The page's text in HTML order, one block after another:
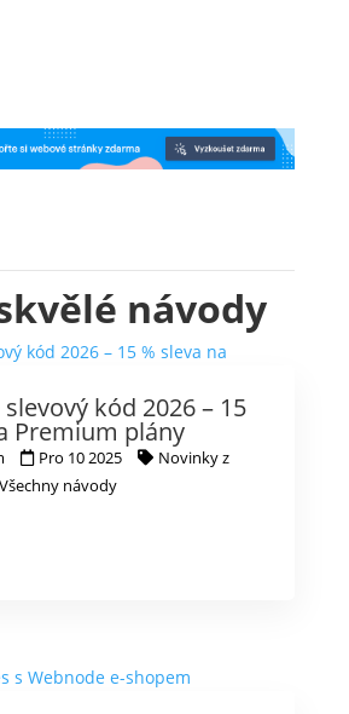
návody
kód 2026 – 15
Premium plány
Pro 10 2025
Novinky z
Všechny návody